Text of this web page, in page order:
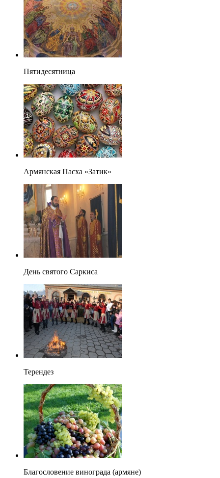
Пятидесятница
Армянская Пасха «Затик»
День святого Саркиса
Терендез
Благословение винограда (армяне)